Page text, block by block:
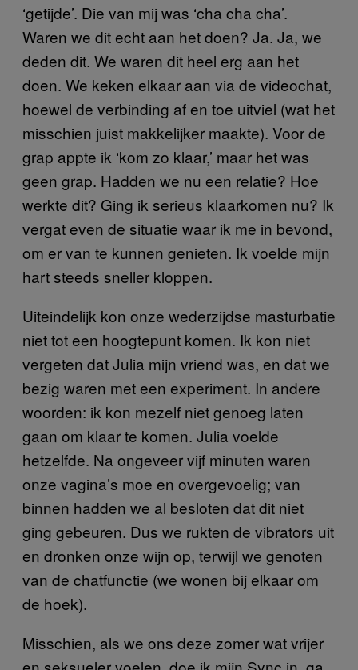
‘getijde’. Die van mij was ‘cha cha cha’.
Waren we dit echt aan het doen? Ja. Ja, we
deden dit. We waren dit heel erg aan het
doen. We keken elkaar aan via de videochat,
hoewel de verbinding af en toe uitviel (wat het
misschien juist makkelijker maakte). Voor de
grap appte ik ‘kom zo klaar,’ maar het was
geen grap. Hadden we nu een relatie? Hoe
werkte dit? Ging ik serieus klaarkomen nu? Ik
vergat even de situatie waar ik me in bevond,
om er van te kunnen genieten. Ik voelde mijn
hart steeds sneller kloppen.
Uiteindelijk kon onze wederzijdse masturbatie
niet tot een hoogtepunt komen. Ik kon niet
vergeten dat Julia mijn vriend was, en dat we
bezig waren met een experiment. In andere
woorden: ik kon mezelf niet genoeg laten
gaan om klaar te komen. Julia voelde
hetzelfde. Na ongeveer vijf minuten waren
onze vagina’s moe en overgevoelig; van
binnen hadden we al besloten dat dit niet
ging gebeuren. Dus we rukten de vibrators uit
en dronken onze wijn op, terwijl we genoten
van de chatfunctie (we wonen bij elkaar om
de hoek).
Misschien, als we ons deze zomer wat vrijer